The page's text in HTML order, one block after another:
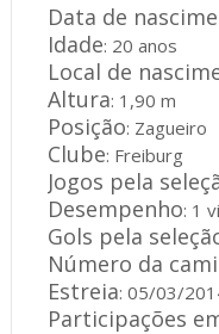
Data de
Idade: 20 anos
Local de
Altura: 1,90 m
Posição: Zagueiro
Clube: Freiburg
Jogos pela
Desempenho: 1
Gols pela
Número da
Estreia: 05/03/
Participações